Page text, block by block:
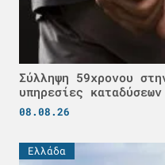
Σύλληψη 59χρονου
υπηρεσίες καταδύσεων
08.08.26
Ελλάδα